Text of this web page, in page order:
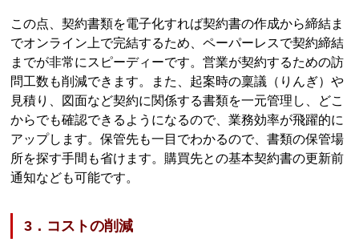
この点、契約書類を電子化すれば契約書の作成から締結ま
でオンライン上で完結するため、ペーパーレスで契約締結
までが非常にスピーディーです。営業が契約するための訪
問工数も削減できます。また、起案時の稟議（りんぎ）や
見積り、図面など契約に関係する書類を一元管理し、どこ
からでも確認できるようになるので、業務効率が飛躍的に
アップします。保管先も一目でわかるので、書類の保管場
所を探す手間も省けます。購買先との基本契約書の更新前
通知なども可能です。
3．コストの削減